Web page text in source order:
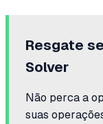
Resgate
Solver
Não perca a
suas